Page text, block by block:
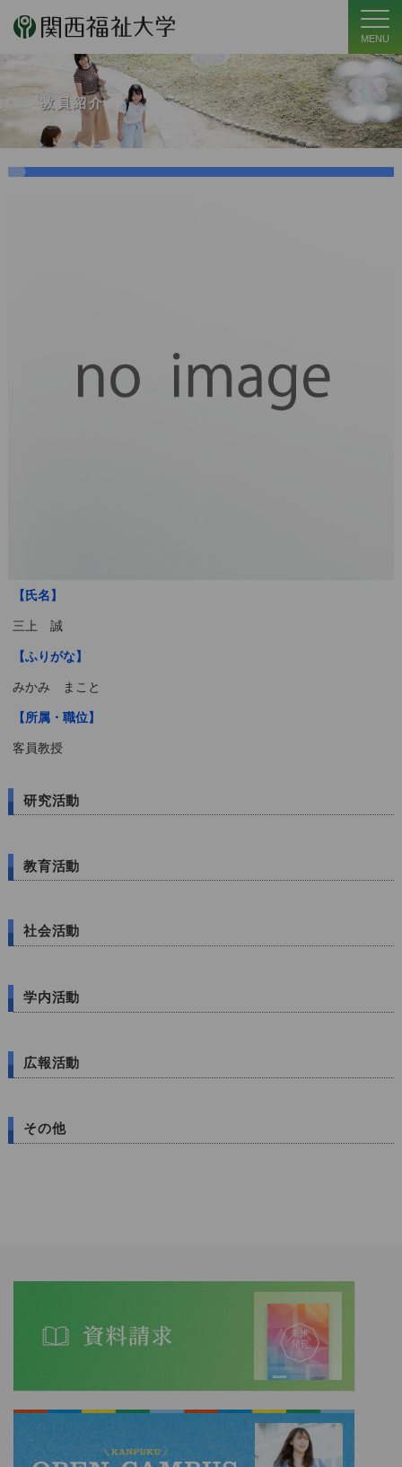
MENU
教員紹介
【氏名】
三上 誠
【ふりがな】
みかみ まこと
【所属・職位】
客員教授
研究活動
教育活動
社会活動
学内活動
広報活動
その他